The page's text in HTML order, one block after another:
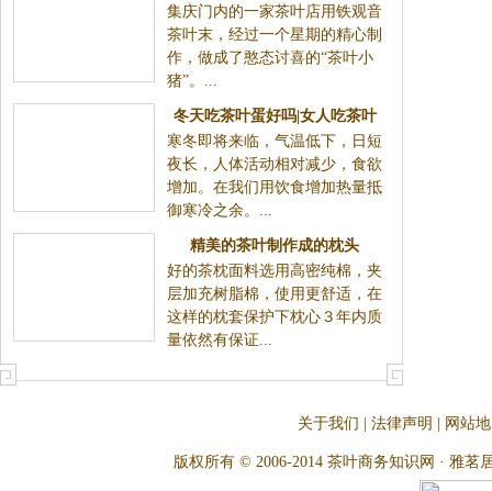
集庆门内的一家茶叶店用铁观音
茶叶末，经过一个星期的精心制
作，做成了憨态讨喜的“茶叶小
猪”。...
冬天吃茶叶蛋好吗|女人吃茶叶
蛋好吗
寒冬即将来临，气温低下，日短
夜长，人体活动相对减少，食欲
增加。在我们用饮食增加热量抵
御寒冷之余。...
精美的茶叶制作成的枕头
好的茶枕面料选用高密纯棉，夹
层加充树脂棉，使用更舒适，在
这样的枕套保护下枕心３年内质
量依然有保证...
关于我们 法律声明 网站
版权所有 © 2006-2014 茶叶商务知识网 · 雅茗